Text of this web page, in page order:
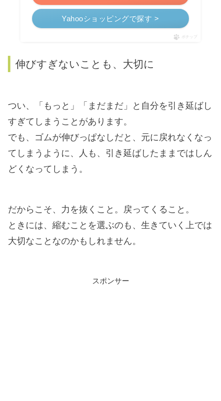
Yahooショッピングで探す >
ポチップ
伸びすぎないことも、大切に
つい、「もっと」「まだまだ」と自分を引き延ばし
すぎてしまうことがあります。
でも、ゴムが伸びっぱなしだと、元に戻れなくなっ
てしまうように、人も、引き延ばしたままではしん
どくなってしまう。
だからこそ、力を抜くこと。戻ってくること。
ときには、縮むことを選ぶのも、生きていく上では
大切なことなのかもしれません。
スポンサー